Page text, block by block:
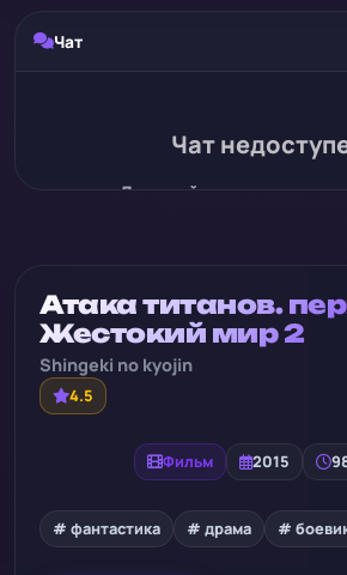
Чат
Чат
Для этой записи нет
Атака титанов.
Жестокий мир 2
Shingeki no kyojin
4.5
Фильм 2015
# фантастика # драма #